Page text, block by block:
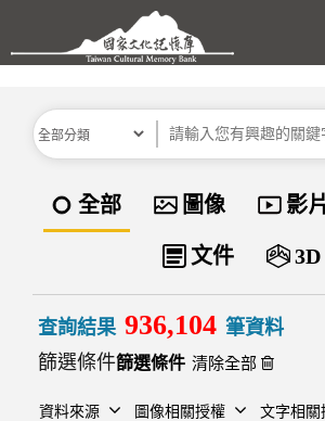
跳到主要內容區塊
分類 關鍵字
資料類型
全部 圖像 影片
文件 3D
查詢結果 936,104 筆資料
篩選條件
清除全部
資料來源 圖像相關授權 文字相關